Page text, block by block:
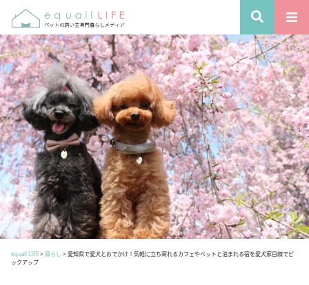
equall LIFE> 暮らし > 愛知県で愛犬とおでかけ！気軽に立ち寄れるカフェやペットと泊まれる宿を愛犬家目線でピ
ックアップ